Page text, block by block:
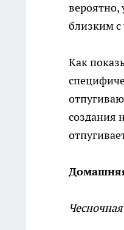
вероятно,
близким с
Как
создания